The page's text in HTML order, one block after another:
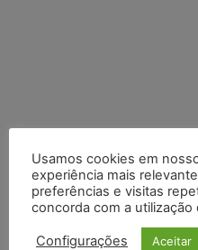
Usamos cookies em
experiência mais
preferências e visitas
concorda com a utilização
Configurações Aceitar